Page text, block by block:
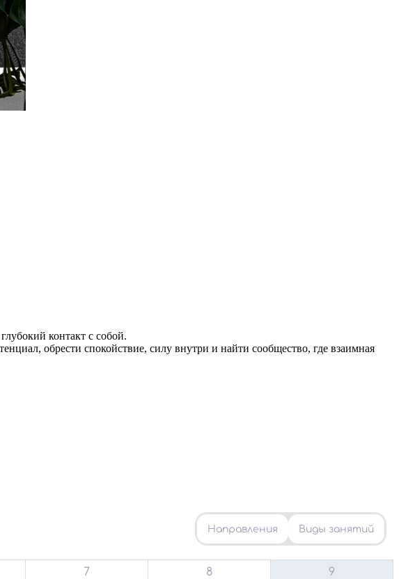
контакт с собой.
обрести спокойствие, силу внутри и найти сообщество, где взаимная